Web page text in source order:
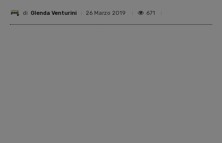
di Glenda Venturini 26 Marzo 2019 671